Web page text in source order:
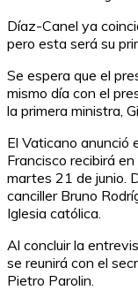
Díaz-Canel ya
pero esta será su
Se espera que el
mismo día con el
la primera ministra,
El Vaticano anunció
Francisco recibirá
martes 21 de junio.
canciller Bruno
Iglesia católica.
Al concluir la
se reunirá con el
Pietro Parolin.